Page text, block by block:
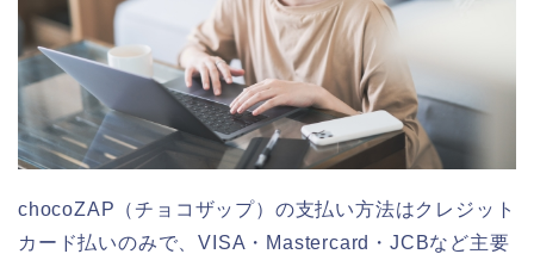
chocoZAP（チョコザップ）の支払い方法はクレジット
カード払いのみで、VISA・Mastercard・JCBなど主要